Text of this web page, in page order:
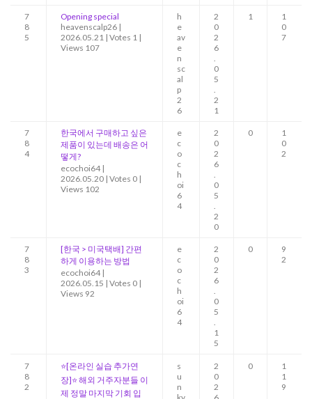
7
8
5
Opening special
heavenscalp26 |
2026.05.21 | Votes 1 |
Views 107
h
e
av
e
n
sc
al
p
2
6
2
0
2
6
0
5
2
1
1
1
0
7
7
8
4
한국에서 구매하고 싶은
제품이 있는데 배송은 어
떻게?
ecochoi64 |
2026.05.20 | Votes 0 |
Views 102
e
c
o
c
h
oi
6
4
2
0
2
6
0
5
2
0
0
1
0
2
7
8
3
[한국 > 미국택배] 간편
하게 이용하는 방법
ecochoi64 |
2026.05.15 | Votes 0 |
Views 92
e
c
o
c
h
oi
6
4
2
0
2
6
0
5
1
5
0
9
2
7
8
2
⭐[온라인 실습 추가연
장]⭐ 해외 거주자분들 이
제 정말 마지막 기회 입
s
u
n
2
0
2
0
1
1
9